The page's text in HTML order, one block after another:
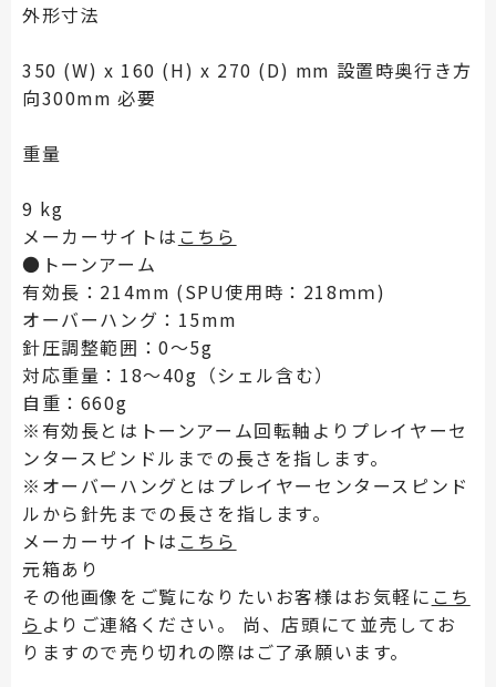
外形寸法
350 (W) x 160 (H) x 270 (D) mm 設置時奥行き方
向300mm 必要
重量
9 kg
メーカーサイトは こちら
●トーンアーム
有効長：214mm (SPU使用時：218ｍｍ)
オーバーハング：15mm
針圧調整範囲：0～5g
対応重量：18～40g（シェル含む）
自重：660g
※有効長とはトーンアーム回転軸よりプレイヤーセ
ンタースピンドルまでの長さを指します。
※オーバーハングとはプレイヤーセンタースピンド
ルから針先までの長さを指します。
メーカーサイトは こちら
元箱あり
その他画像をご覧になりたいお客様はお気軽に こち
ら よりご連絡ください。 尚、店頭にて並売してお
りますので売り切れの際はご了承願います。